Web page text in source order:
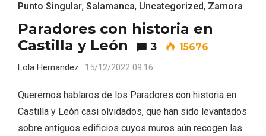
Punto Singular, Salamanca, Uncategorized, Zamora
Paradores con historia en
Castilla y León
3 15676
Lola Hernandez 15/12/2022 09:16
Queremos hablaros de los Paradores con historia en
Castilla y León casi olvidados, que han sido levantados
sobre antiguos edificios cuyos muros aún recogen las